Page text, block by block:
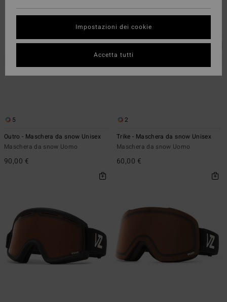
ordine
5
Outro - Maschera da snow Unisex
Maschera da snow Uomo
90,00 €
2
Trike - Maschera da snow Unisex
Maschera da snow Uomo
60,00 €
Impostazioni dei cookie
Accetta tutti